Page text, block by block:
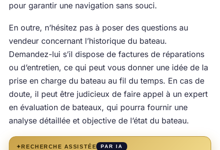
pour garantir une navigation sans souci.
En outre, n’hésitez pas à poser des questions au
vendeur concernant l’historique du bateau.
Demandez-lui s’il dispose de factures de réparations
ou d’entretien, ce qui peut vous donner une idée de la
prise en charge du bateau au fil du temps. En cas de
doute, il peut être judicieux de faire appel à un expert
en évaluation de bateaux, qui pourra fournir une
analyse détaillée et objective de l’état du bateau.
✦RECHERCHE ASSISTÉE PAR IA